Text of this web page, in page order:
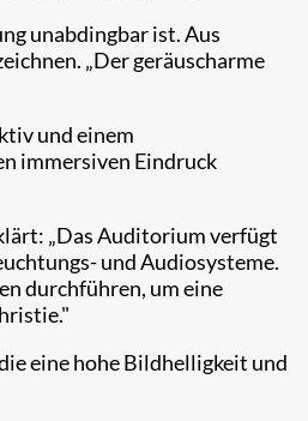
unabdingbar ist. Aus
„Der geräuscharme
und einem
immersiven Eindruck
„Das Auditorium verfügt
und Audiosysteme.
durchführen, um eine
eine hohe Bildhelligkeit und